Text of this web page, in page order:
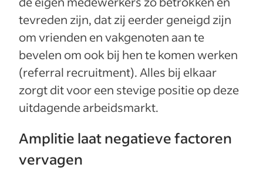
tevreden zijn, dat zij eerder geneigd zijn
om vrienden en vakgenoten aan te
bevelen om ook bij hen te komen werken
(referral recruitment). Alles bij elkaar
zorgt dit voor een stevige positie op deze
uitdagende arbeidsmarkt.
Amplitie laat negatieve factoren
vervagen